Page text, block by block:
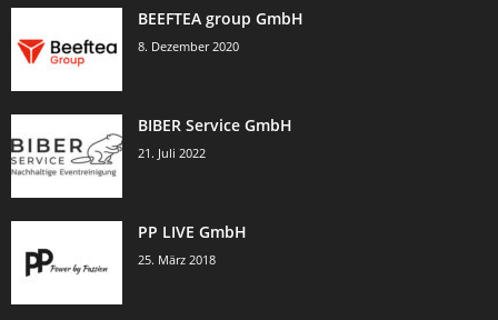
BEEFTEA group GmbH
8. Dezember 2020
BIBER Service GmbH
21. Juli 2022
PP LIVE GmbH
25. März 2018